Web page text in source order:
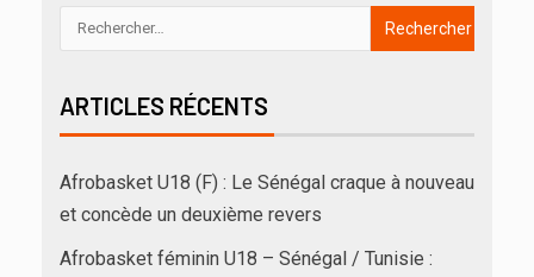
ARTICLES RÉCENTS
Afrobasket U18 (F) : Le Sénégal craque à nouveau
et concède un deuxième revers
Afrobasket féminin U18 – Sénégal / Tunisie :